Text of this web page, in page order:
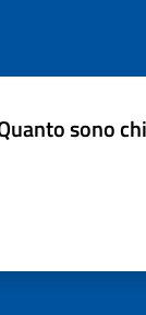
sono